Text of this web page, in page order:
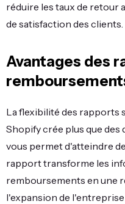
réduire les taux de retour
de satisfaction des clients.
Avantages des
La flexibilité des rapports
Shopify crée plus que
vous permet d'atteindre
rapport transforme les
remboursements en une
l'expansion de